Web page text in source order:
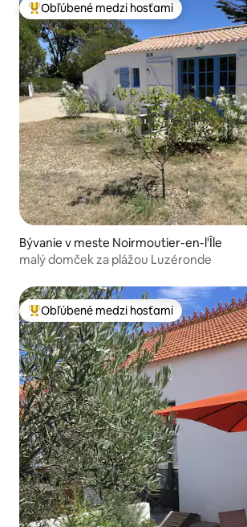
Najobľúbenejšie medzi hosťami
Obľúbené medzi hosťami
Bývanie v meste Noirmoutier-en-l'Île
malý domček za plážou Luzéronde
Najobľúbenejšie medzi hosťami
Obľúbené medzi hosťami